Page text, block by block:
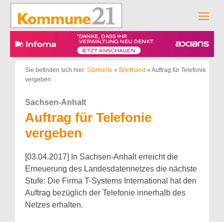
Zum
springen
Sie befinden sich hier: Startseite » Breitband » Auftrag für Telefonie
vergeben
Sachsen-Anhalt
Auftrag für Telefonie
vergeben
[03.04.2017] In Sachsen-Anhalt erreicht die
Erneuerung des Landesdatennetzes die nächste
Stufe: Die Firma T-Systems International hat den
Auftrag bezüglich der Telefonie innerhalb des
Netzes erhalten.